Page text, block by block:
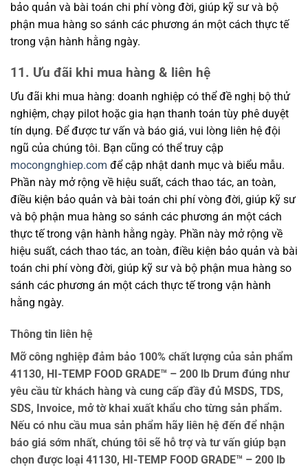
bảo quản và bài toán chi phí vòng đời, giúp kỹ sư và bộ
phận mua hàng so sánh các phương án một cách thực tế
trong vận hành hằng ngày.
11. Ưu đãi khi mua hàng & liên hệ
Ưu đãi khi mua hàng: doanh nghiệp có thể đề nghị bộ thử
nghiệm, chạy pilot hoặc gia hạn thanh toán tùy phê duyệt
tín dụng. Để được tư vấn và báo giá, vui lòng liên hệ đội
ngũ của chúng tôi. Bạn cũng có thể truy cập
mocongnghiep.com để cập nhật danh mục và biểu mẫu.
Phần này mở rộng về hiệu suất, cách thao tác, an toàn,
điều kiện bảo quản và bài toán chi phí vòng đời, giúp kỹ sư
và bộ phận mua hàng so sánh các phương án một cách
thực tế trong vận hành hằng ngày. Phần này mở rộng về
hiệu suất, cách thao tác, an toàn, điều kiện bảo quản và bài
toán chi phí vòng đời, giúp kỹ sư và bộ phận mua hàng so
sánh các phương án một cách thực tế trong vận hành
hằng ngày.
Thông tin liên hệ
Mỡ công nghiệp đảm bảo 100% chất lượng của sản phẩm
41130, HI-TEMP FOOD GRADE™ – 200 lb Drum đúng như
yêu cầu từ khách hàng và cung cấp đầy đủ MSDS, TDS,
SDS, Invoice, mở tờ khai xuất khẩu cho từng sản phẩm.
Nếu có nhu cầu mua sản phẩm hãy liên hệ đến để nhận
báo giá sớm nhất, chúng tôi sẽ hỗ trợ và tư vấn giúp bạn
chọn được loại 41130, HI-TEMP FOOD GRADE™ – 200 lb